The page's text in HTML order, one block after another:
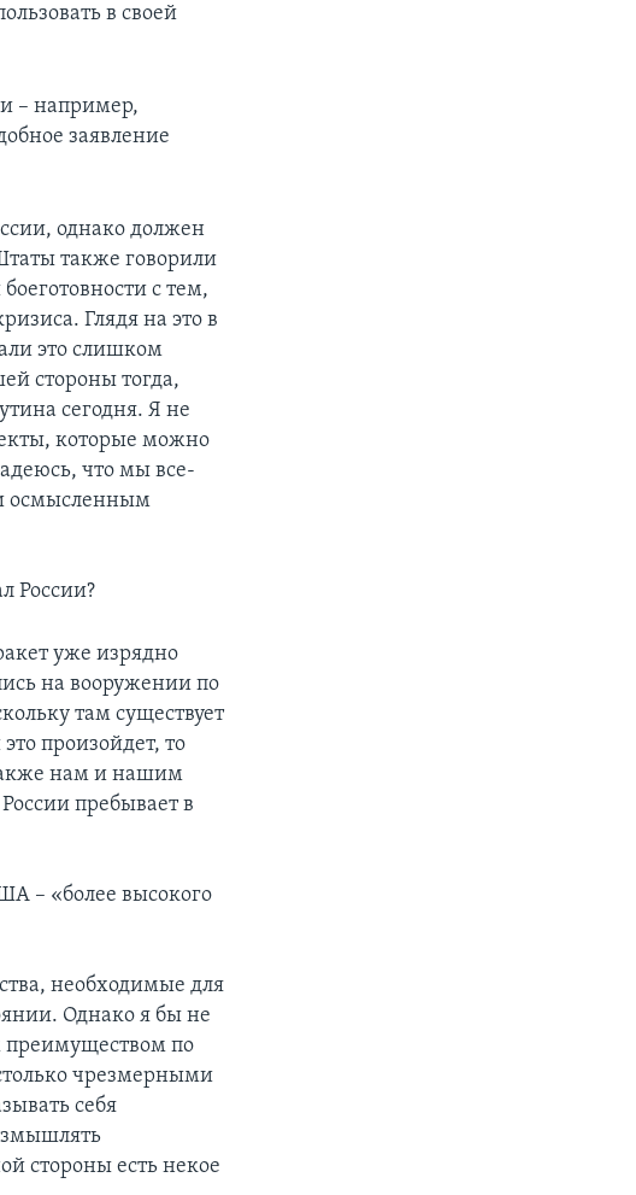
в своей
– например,
заявление
однако должен
также говорили
с тем,
Глядя на это в
это слишком
стороны тогда,
сегодня. Я не
которые можно
что мы все-
осмысленным
России?
уже изрядно
на вооружении по
там существует
произойдет, то
нам и нашим
пребывает в
– «более высокого
необходимые для
Однако я бы не
преимуществом по
чрезмерными
себя
стороны есть некое